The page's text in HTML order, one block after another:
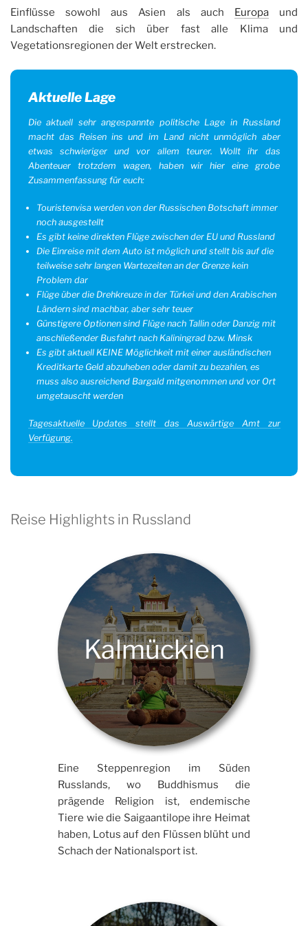
Einflüsse sowohl aus Asien als auch Europaund
Landschaften die sich über fast alle Klima und
Vegetationsregionen der Welt erstrecken.
Aktuelle Lage
Die aktuell sehr angespannte politische Lage in Russland
macht das Reisen ins und im Land nicht unmöglich aber
etwas schwieriger und vor allem teurer. Wollt ihr das
Abenteuer trotzdem wagen, haben wir hier eine grobe
Zusammenfassung für euch:
Touristenvisa werden von der Russischen Botschaft immer
noch ausgestellt
Es gibt keine direkten Flüge zwischen der EU und Russland
Die Einreise mit dem Auto ist möglich und stellt bis auf die
teilweise sehr langen Wartezeiten an der Grenze kein
Problem dar
Flüge über die Drehkreuze in der Türkei und den Arabischen
Ländern sind machbar, aber sehr teuer
Günstigere Optionen sind Flüge nach Tallin oder Danzig mit
anschließender Busfahrt nach Kaliningrad bzw. Minsk
Es gibt aktuell KEINE Möglichkeit mit einer ausländischen
Kreditkarte Geld abzuheben oder damit zu bezahlen, es
muss also ausreichend Bargald mitgenommen und vor Ort
umgetauscht werden
Tagesaktuelle Updates stellt das Auswärtige Amt zur
Verfügung.
Reise Highlights in Russland
Kalmückien
Eine Steppenregion im Süden
Russlands, wo Buddhismus die
prägende Religion ist, endemische
Tiere wie die Saigaantilope ihre Heimat
haben, Lotus auf den Flüssen blüht und
Schach der Nationalsport ist.